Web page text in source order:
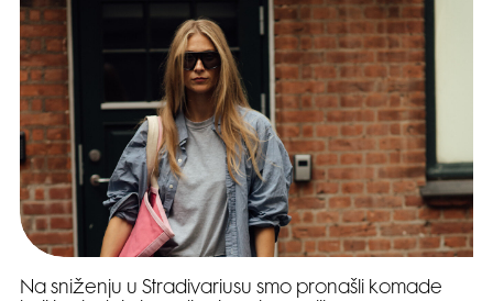
Na sniženju u Stradivariusu smo pronašli komade